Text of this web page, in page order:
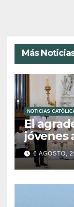
Más
NOTICIAS
El
jóvenes
6 AGOSTO,